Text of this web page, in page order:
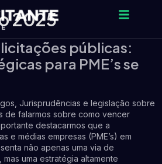
2025
públicas:
para PME’s se
Jurisprudências e legislação sobre
de falarmos sobre como vencer
destacarmos que a
e médias empresas (PME’s) em
não apenas uma via de
uma estratégia altamente